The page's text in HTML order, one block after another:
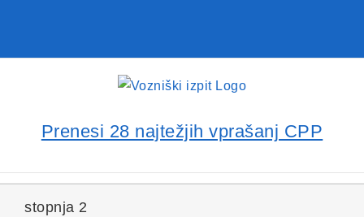
Prenesi 28 najtežjih vprašanj CPP
stopnja 2